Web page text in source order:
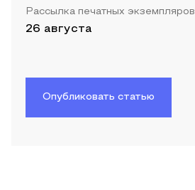
Рассылка печатных экземпляров
26 августа
Опубликовать статью